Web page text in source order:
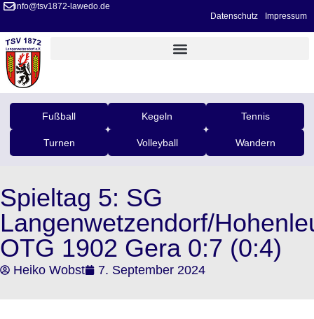
info@tsv1872-lawedo.de
Datenschutz
Impressum
Fußball Kegeln Tennis
Turnen Volleyball Wandern
Spieltag 5: SG
Langenwetzendorf/
OTG 1902 Gera 0:7 (0:4)
Heiko Wobst 7. September 2024